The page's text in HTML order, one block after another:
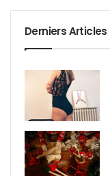
Derniers Articles